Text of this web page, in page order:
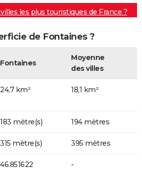
les plus touristiques de France ?
de Fontaines ?
Fontaines
Moyenne
des villes
24,7 km² 18,1 km²
183 mètre(s) 194 mètres
315 mètre(s) 395 mètres
46.851622 -